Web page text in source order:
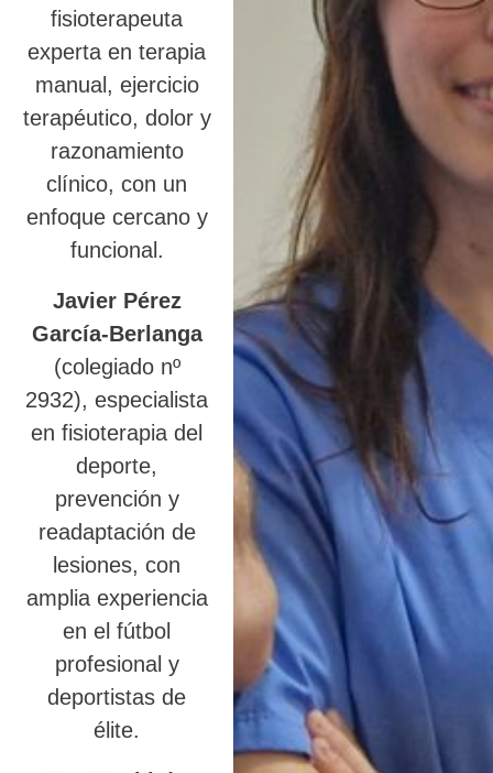
fisioterapeuta
experta en terapia
manual, ejercicio
terapéutico, dolor y
razonamiento
clínico, con un
enfoque cercano y
funcional.
Javier Pérez
García-Berlanga
(colegiado nº
2932), especialista
en fisioterapia del
deporte,
prevención y
readaptación de
lesiones, con
amplia experiencia
en el fútbol
profesional y
deportistas de
élite.